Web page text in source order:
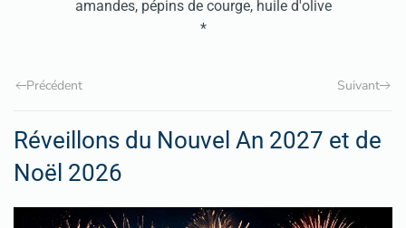
amandes, pépins de courge, huile d'olive
*
Précédent Suivant
Réveillons du Nouvel An 2027 et de
Noël 2026